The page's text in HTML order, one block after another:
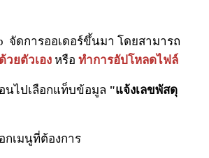
จัดการออเดอร์ขึ้นมา โดยสามารถ
วยตัวเอง หรือ ทำการอัปโหลดไฟล์
นไปเลือกแท็บข้อมูล "แจ้งเลขพัสดุ
กเมนูที่ต้องการ